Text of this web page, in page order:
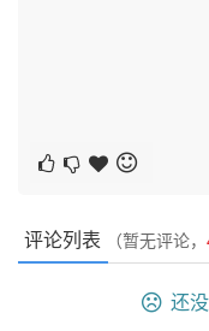
评论列表 （暂无评论，
还